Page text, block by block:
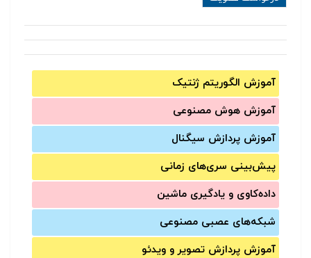
آموزش الگوریتم ژنتیک
آموزش‌ هوش مصنوعی
آموزش‌ پردازش سیگنال
پیش‌‌بینی سری‌‌های زمانی
داده‌کاوی و یادگیری ماشین
شبکه‌های عصبی مصنوعی
آموزش‌ پردازش تصویر و ویدئو